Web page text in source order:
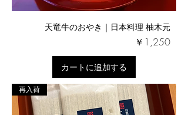
天竜牛のおやき｜日本料理 柚木元
価格
￥1,250
カートに追加する
再入荷